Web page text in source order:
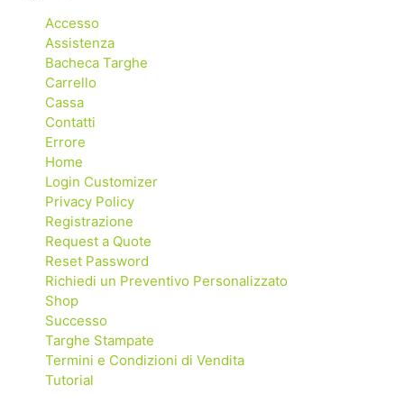
Accesso
Assistenza
Bacheca Targhe
Carrello
Cassa
Contatti
Errore
Home
Login Customizer
Privacy Policy
Registrazione
Request a Quote
Reset Password
Richiedi un Preventivo Personalizzato
Shop
Successo
Targhe Stampate
Termini e Condizioni di Vendita
Tutorial